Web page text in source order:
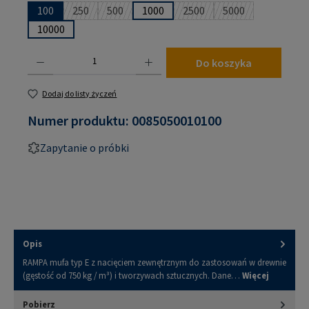
100 250(Ta opcja jest obecnie niedostępna.)
500(Ta opcja jest obecnie niedostępna.)
1000 2500(Ta opcja jest obecnie
5000(Ta opcja jest
10000
Do koszyka
Dodaj do listy życzeń
Numer produktu: 0085050010100
Zapytanie o próbki
Opis
RAMPA mufa typ E z nacięciem zewnętrznym do zastosowań w drewnie
(gęstość od 750 kg / m³) i tworzywach sztucznych. Dane… Więcej
Pobierz